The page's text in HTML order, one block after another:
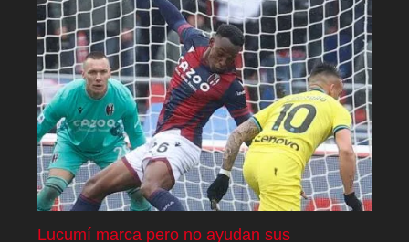
Lucumí marca pero no ayudan sus